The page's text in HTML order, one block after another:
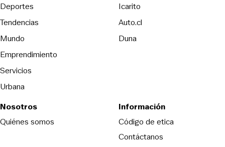
Deportes
Tendencias
Mundo
Emprendimiento
Servicios
Urbana
Icarito
Auto.cl
DunaOpens in new window
Nosotros
Quiénes somos
Información
Código de eticaOpens in new
Contáctanos